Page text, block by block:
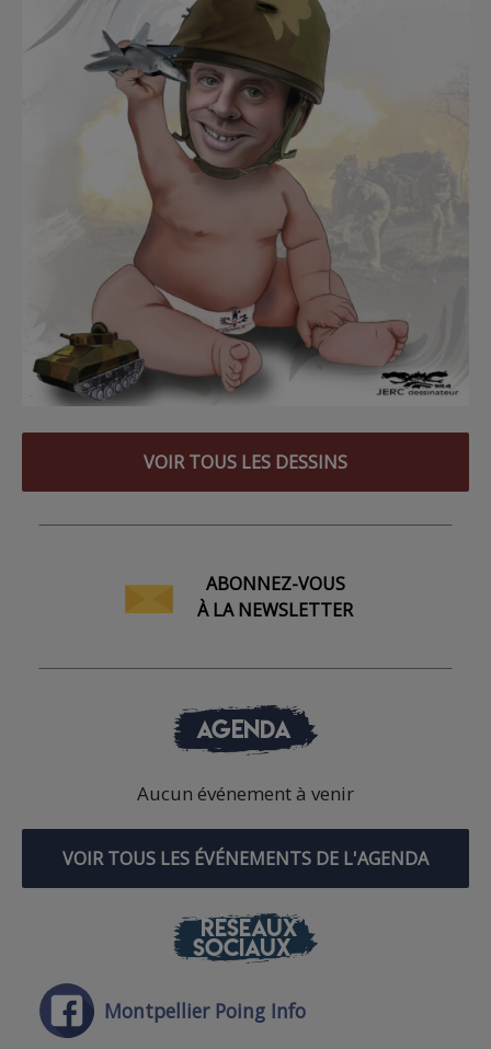
VOIR TOUS LES DESSINS
ABONNEZ-VOUS
À LA NEWSLETTER
AGENDA
Aucun événement à venir
VOIR TOUS LES ÉVÉNEMENTS DE L'AGENDA
RÉSEAUX
SOCIAUX
Montpellier Poing Info